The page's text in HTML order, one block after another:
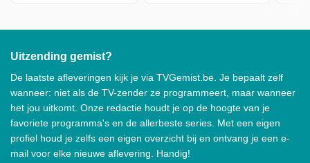
Uitzending gemist?
De laatste afleveringen kijk je via TVGemist.be. Je bepaalt zelf
wanneer: niet als de TV-zender ze programmeert, maar wanneer
het jou uitkomt. Onze redactie houdt je op de hoogte van je
favoriete programma's en de allerbeste series. Met een eigen
profiel houd je zelfs een eigen overzicht bij en ontvang je een e-
mail voor elke nieuwe aflevering. Handig!